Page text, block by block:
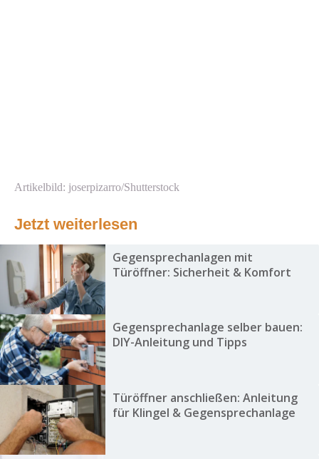
Artikelbild: joserpizarro/Shutterstock
Jetzt weiterlesen
Gegensprechanlagen mit
Türöffner: Sicherheit & Komfort
Gegensprechanlage selber bauen:
DIY-Anleitung und Tipps
Türöffner anschließen: Anleitung
für Klingel & Gegensprechanlage